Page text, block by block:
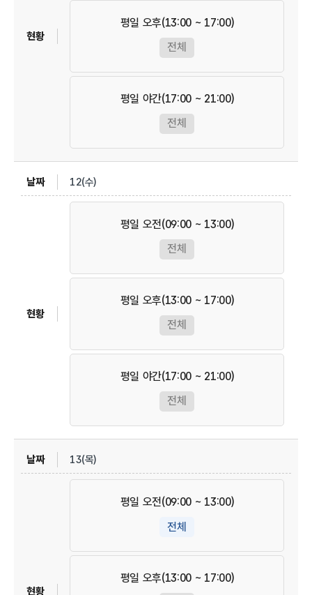
평일 오후(13:00 ~ 17:00)
전체
평일 야간(17:00 ~ 21:00)
전체
12(수)
평일 오전(09:00 ~ 13:00)
전체
평일 오후(13:00 ~ 17:00)
전체
평일 야간(17:00 ~ 21:00)
전체
13(목)
평일 오전(09:00 ~ 13:00)
전체
평일 오후(13:00 ~ 17:00)